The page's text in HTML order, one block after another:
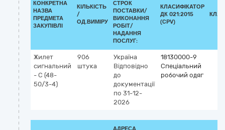
КОНКРЕТНА
НАЗВА
ПРЕДМЕТА
ЗАКУПІВЛІ
КІЛЬКІСТЬ
/
ОД.ВИМІРУ
СТРОК
ПОСТАВКИ/
ВИКОНАННЯ
РОБІТ/
НАДАННЯ
ПОСЛУГ:
КЛАСИФІКАТОР
ДК 021:2015
(CPV)
Жилет
сигнальний
- С (48-
50/3-4)
906
штука
Україна
Відповідно
до
документації
по 31-12-
2026
18130000-9
Спеціальний
робочий одяг